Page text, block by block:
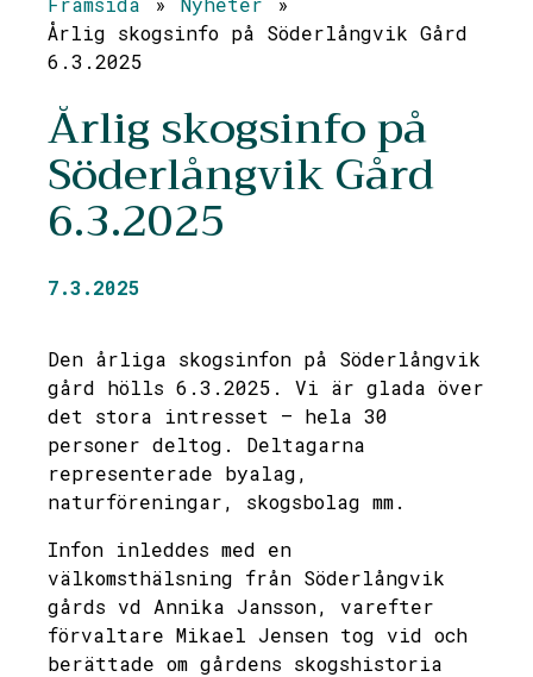
Årlig skogsinfo på Söderlångvik Gård
6.3.2025
Årlig skogsinfo på
Söderlångvik Gård
6.3.2025
7.3.2025
Den årliga skogsinfon på Söderlångvik
gård hölls 6.3.2025. Vi är glada över
det stora intresset – hela 30
personer deltog. Deltagarna
representerade byalag,
naturföreningar, skogsbolag mm.
Infon inleddes med en
välkomsthälsning från Söderlångvik
gårds vd Annika Jansson, varefter
förvaltare Mikael Jensen tog vid och
berättade om gårdens skogshistoria